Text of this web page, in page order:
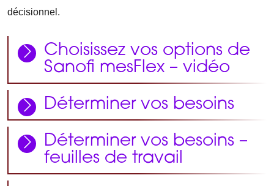
décisionnel.
Choisissez vos options de
Sanofi mesFlex – vidéo
Déterminer vos besoins
Déterminer vos besoins –
feuilles de travail